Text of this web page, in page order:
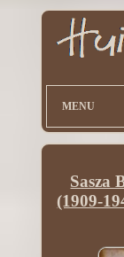
MENU
Sasza
(1909-